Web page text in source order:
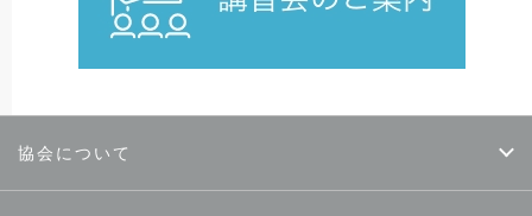
協会について